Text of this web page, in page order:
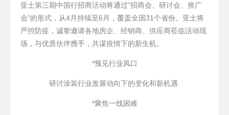
亚士第三期中国行招商活动将通过“招商会、研讨会、推广
会”的形式，从4月持续至6月，覆盖全国31个省份。亚士将
严控防疫，诚挚邀请各地房企、经销商、供应商莅临活动现
场，与优质伙伴携手，共谋疫情下的新生机。
*预见行业风口
研讨涂装行业发展动向下的变化和新机遇
*聚焦一线困难